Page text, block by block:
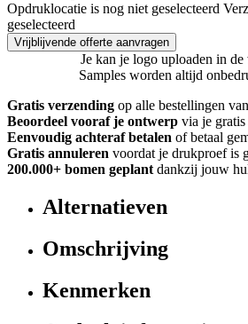
Opdruklocatie is nog niet geselecteerd
geselecteerd
Vrijblijvende offerte aanvragen
Je kan je logo uploaden in
Samples worden altijd
Gratis verzending op alle bestellingen
Beoordeel vooraf je ontwerp via je
Eenvoudig achteraf betalen of betaal
Gratis annuleren voordat je drukproef is
200.000+ bomen geplant dankzij jouw
Alternatieven
Omschrijving
Kenmerken